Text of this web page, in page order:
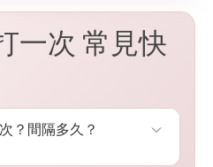
一次 常見快
？間隔多久？